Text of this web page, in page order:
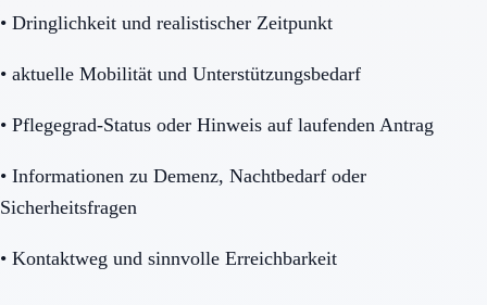
• Dringlichkeit und realistischer Zeitpunkt
• aktuelle Mobilität und Unterstützungsbedarf
• Pflegegrad-Status oder Hinweis auf laufenden Antrag
• Informationen zu Demenz, Nachtbedarf oder
Sicherheitsfragen
• Kontaktweg und sinnvolle Erreichbarkeit